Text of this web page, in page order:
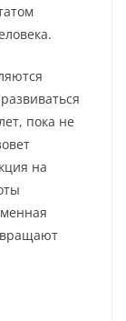
пока не
на